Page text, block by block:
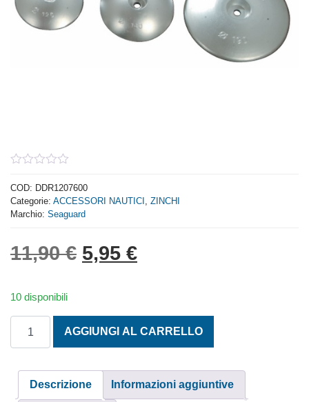
out
of
5
COD: DDR1207600
Categorie: ACCESSORI NAUTICI , ZINCHI
Marchio: Seaguard
11,90€ Il prezzo originale era:
5,95 €Il prezzo attuale
10 disponibili
AGGIUNGI AL CARRELLO
Descrizione Informazioni aggiuntive